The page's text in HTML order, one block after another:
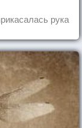
рука